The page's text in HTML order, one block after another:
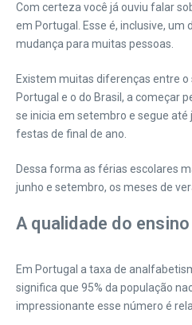
Com certeza você já ouviu falar
em Portugal. Esse é, inclusive, um
mudança para muitas pessoas.
Existem muitas diferenças entre
Portugal e o do Brasil, a começar
se inicia em setembro e segue até
festas de final de ano.
Dessa forma as férias escolares
junho e setembro, os meses de
A qualidade do
Em Portugal a taxa de
significa que 95% da população
impressionante esse número é